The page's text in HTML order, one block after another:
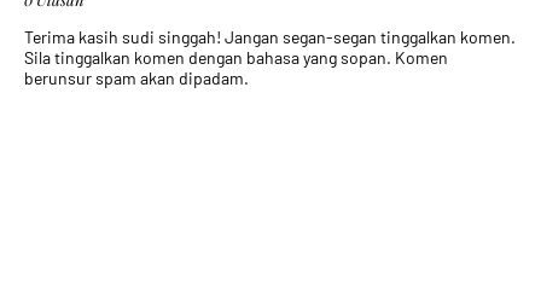
Terima kasih sudi singgah! Jangan segan-segan tinggalkan komen.
Sila tinggalkan komen dengan bahasa yang sopan. Komen
berunsur spam akan dipadam.